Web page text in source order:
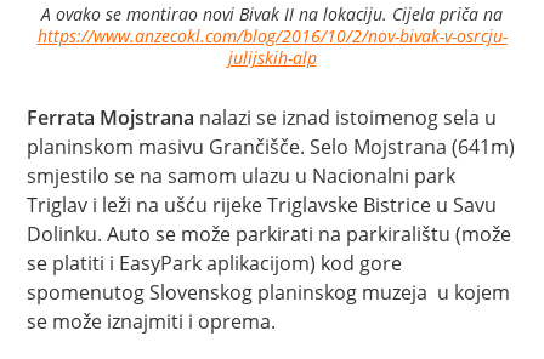
A ovako se montirao novi Bivak II na lokaciju. Cijela priča na
https://www.anzecokl.com/blog/2016/10/2/nov-bivak-v-osrcju-
julijskih-alp
Ferrata Mojstrana nalazi se iznad istoimenog sela u
planinskom masivu Grančišče. Selo Mojstrana (641m)
smjestilo se na samom ulazu u Nacionalni park
Triglav i leži na ušću rijeke Triglavske Bistrice u Savu
Dolinku. Auto se može parkirati na parkiralištu (može
se platiti i EasyPark aplikacijom) kod gore
spomenutog Slovenskog planinskog muzeja u kojem
se može iznajmiti i oprema.